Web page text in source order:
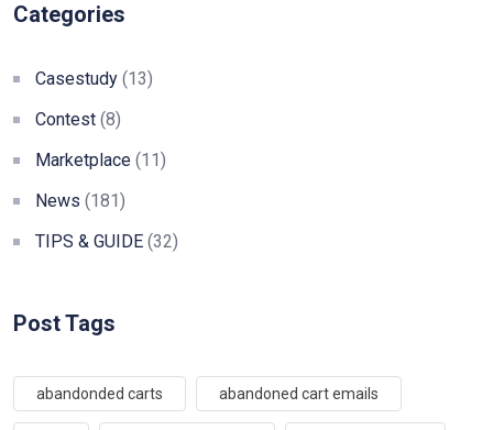
Categories
Casestudy (13)
Contest (8)
Marketplace (11)
News (181)
TIPS & GUIDE (32)
Post Tags
abandonded carts abandoned cart emails